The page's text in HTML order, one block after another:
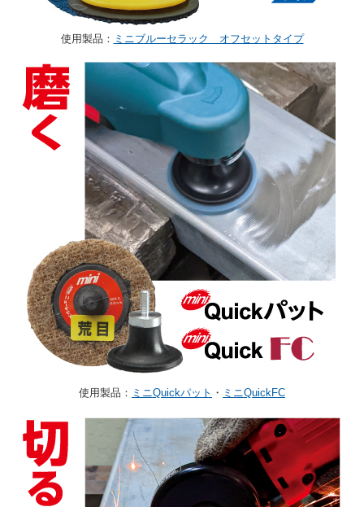
使用製品： ミニブルーセラック オフセットタイプ
使用製品： ミニQuickパット ・ ミニQuickFC